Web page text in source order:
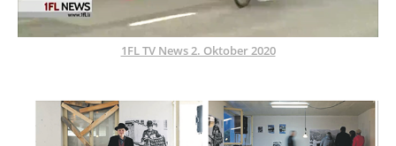
1FL TV​​​​​​​ News 2. Oktober 2020